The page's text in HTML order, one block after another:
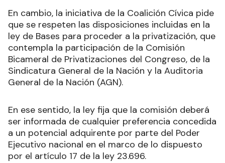
En cambio, la iniciativa de la Coalición Cívica pide
que se respeten las disposiciones incluidas en la
ley de Bases para proceder a la privatización, que
contempla la participación de la Comisión
Bicameral de Privatizaciones del Congreso, de la
Sindicatura General de la Nación y la Auditoria
General de la Nación (AGN).
En ese sentido, la ley fija que la comisión deberá
ser informada de cualquier preferencia concedida
a un potencial adquirente por parte del Poder
Ejecutivo nacional en el marco de lo dispuesto
por el artículo 17 de la ley 23.696.